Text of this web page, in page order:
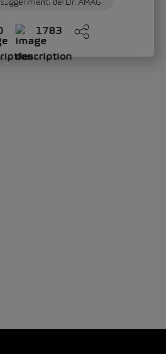
suggerimenti del Dr. AMAG
1783